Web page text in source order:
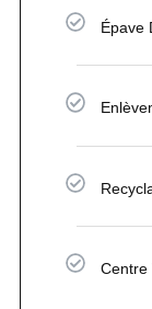
Épave
Centre